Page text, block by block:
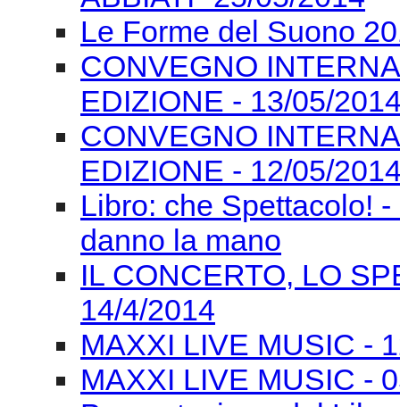
Le Forme del Suono
CONVEGNO
EDIZIONE - 13/05/
CONVEGNO
EDIZIONE - 12/05/
Libro: che Spettacolo!
danno la mano
IL CONCERTO, LO
14/4/2014
MAXXI LIVE MUSIC -
MAXXI LIVE MUSIC -